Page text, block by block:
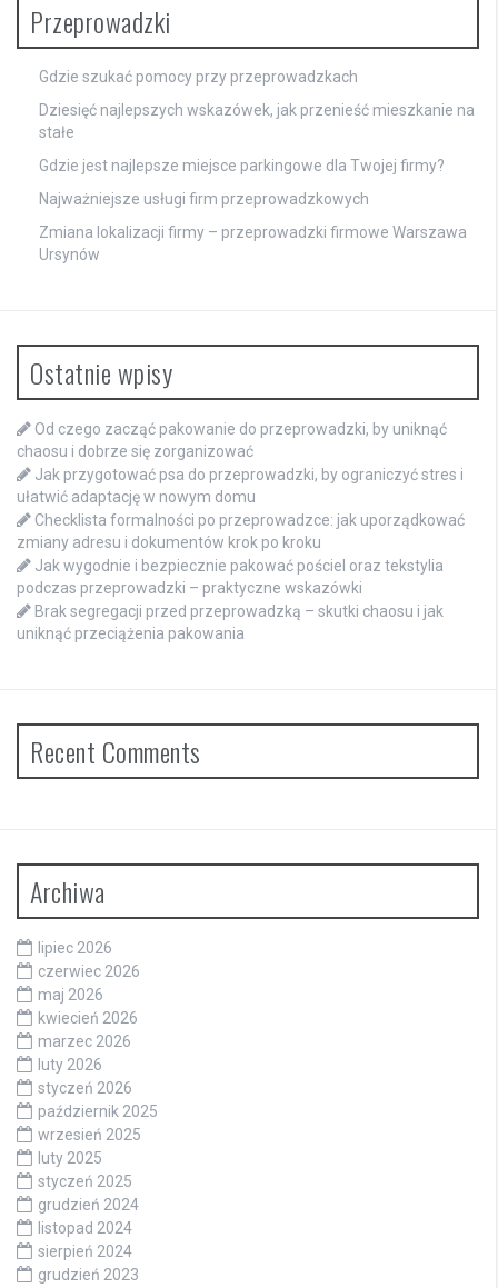
Przeprowadzki
Gdzie szukać pomocy przy przeprowadzkach
Dziesięć najlepszych wskazówek, jak przenieść mieszkanie na
stałe
Gdzie jest najlepsze miejsce parkingowe dla Twojej firmy?
Najważniejsze usługi firm przeprowadzkowych
Zmiana lokalizacji firmy – przeprowadzki firmowe Warszawa
Ursynów
Ostatnie wpisy
Od czego zacząć pakowanie do przeprowadzki, by uniknąć
chaosu i dobrze się zorganizować
Jak przygotować psa do przeprowadzki, by ograniczyć stres i
ułatwić adaptację w nowym domu
Checklista formalności po przeprowadzce: jak uporządkować
zmiany adresu i dokumentów krok po kroku
Jak wygodnie i bezpiecznie pakować pościel oraz tekstylia
podczas przeprowadzki – praktyczne wskazówki
Brak segregacji przed przeprowadzką – skutki chaosu i jak
uniknąć przeciążenia pakowania
Recent Comments
Archiwa
lipiec 2026
czerwiec 2026
maj 2026
kwiecień 2026
marzec 2026
luty 2026
styczeń 2026
październik 2025
wrzesień 2025
luty 2025
styczeń 2025
grudzień 2024
listopad 2024
sierpień 2024
grudzień 2023